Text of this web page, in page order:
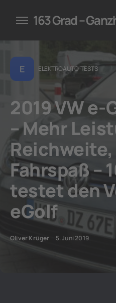
für
163 Grad –
E ELEKTROAUTO-TESTS
2019 VW e-
– Mehr
Fahrspaß –
testet den
eGolf
Oliver Krüger 5. Juni 2019